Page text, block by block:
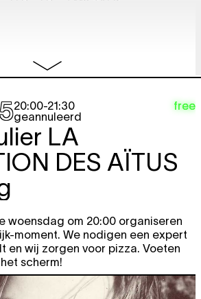
SHOES
Borenstein
20:00-21:30
geannuleerd
free
LA
DES AÏTUS
woensdag om 20:00 organiseren
moment. We nodigen een expert
en wij zorgen voor pizza. Voeten
scherm!